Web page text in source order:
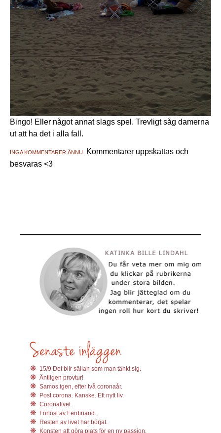
Bingo! Eller något annat slags spel. Trevligt såg damerna
ut att ha det i alla fall.
INGA KOMMENTARER ÄNNU. Kommentarer uppskattas och
besvaras <3
15/9 Det blir sällan som man tänkt sig.
Äntligen provtur!
Samos igen, efter två coronaår.
Post corona. Kanske. Ett nytt liv.
Coronalivet.
Förlöst av Ferdinand.
Resten av livet har börjat.
Konsten att göra plats för en ny passion.